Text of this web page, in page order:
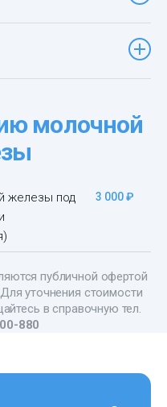
молочной
железы под
3 000 ₽
публичной офертой
уточнения стоимости
в справочную тел.
880